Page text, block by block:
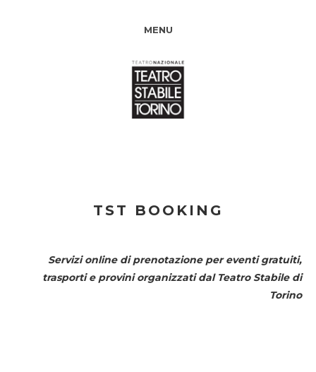
MENU
TST BOOKING
Servizi online di prenotazione per eventi gratuiti,
trasporti e provini organizzati dal Teatro Stabile di
Torino